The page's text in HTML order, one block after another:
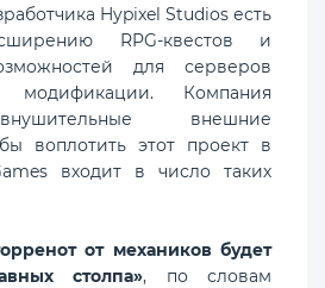
Hypixel Studios есть
RPG-квестов и
для серверов
Компания
внешние
воплотить этот проект в
входит в число таких
от механиков будет
столпа», по словам